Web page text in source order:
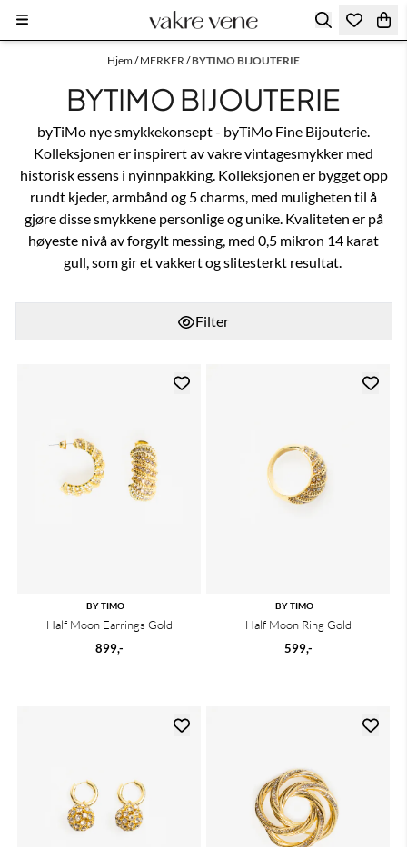
Hopp til innhold
Hjem/MERKER /BYTIMO BIJOUTERIE
BYTIMO BIJOUTERIE
byTiMo nye smykkekonsept - byTiMo Fine Bijouterie.
Kolleksjonen er inspirert av vakre vintagesmykker med
historisk essens i nyinnpakking. Kolleksjonen er bygget opp
rundt kjeder, armbånd og 5 charms, med muligheten til å
gjøre disse smykkene personlige og unike. Kvaliteten er på
høyeste nivå av forgylt messing, med 0,5 mikron 14 karat
gull, som gir et vakkert og slitesterkt resultat.
Filter
BY TIMO
Half Moon Earrings Gold
899,-
BY TIMO
Half Moon Ring Gold
599,-